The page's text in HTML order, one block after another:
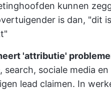
kunnen
is dan, "dit
'attributie'
search, sociale media
lead claimen. In